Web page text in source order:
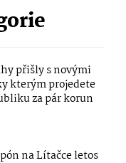
přišly s novými
kterým projedete
za pár korun
na Lítačce letos